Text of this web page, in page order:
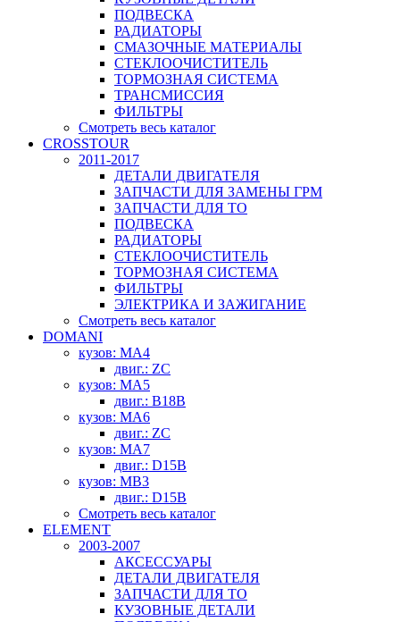
ПОДВЕСКА
РАДИАТОРЫ
СМАЗОЧНЫЕ МАТЕРИАЛЫ
СТЕКЛООЧИСТИТЕЛЬ
ТОРМОЗНАЯ СИСТЕМА
ТРАНСМИССИЯ
ФИЛЬТРЫ
Смотреть весь каталог
CROSSTOUR
2011-2017
ДЕТАЛИ ДВИГАТЕЛЯ
ЗАПЧАСТИ ДЛЯ ЗАМЕНЫ ГРМ
ЗАПЧАСТИ ДЛЯ ТО
ПОДВЕСКА
РАДИАТОРЫ
СТЕКЛООЧИСТИТЕЛЬ
ТОРМОЗНАЯ СИСТЕМА
ФИЛЬТРЫ
ЭЛЕКТРИКА И ЗАЖИГАНИЕ
Смотреть весь каталог
DOMANI
кузов: MA4
двиг.: ZC
кузов: MA5
двиг.: B18B
кузов: MA6
двиг.: ZC
кузов: MA7
двиг.: D15B
кузов: MB3
двиг.: D15B
Смотреть весь каталог
ELEMENT
2003-2007
АКСЕССУАРЫ
ДЕТАЛИ ДВИГАТЕЛЯ
ЗАПЧАСТИ ДЛЯ ТО
КУЗОВНЫЕ ДЕТАЛИ